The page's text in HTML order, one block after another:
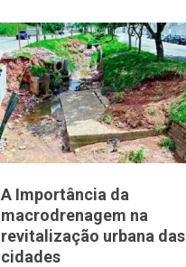
A Importância da
macrodrenagem na
revitalização urbana das
cidades